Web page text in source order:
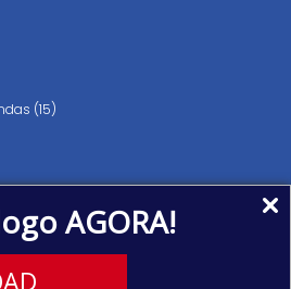
AGORA!
(15)
Distrito
000